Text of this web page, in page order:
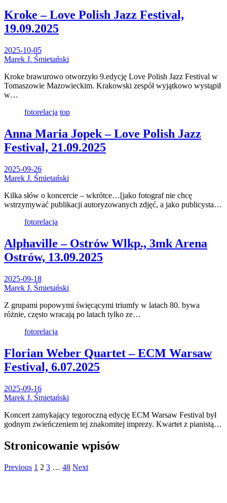
Kroke – Love Polish Jazz Festival,
19.09.2025
2025-10-05
Marek J. Śmietański
Kroke brawurowo otworzyło 9.edycję Love Polish Jazz Festival w
Tomaszowie Mazowieckim. Krakowski zespół wyjątkowo wystąpił
w…
fotorelacja top
Anna Maria Jopek – Love Polish Jazz
Festival, 21.09.2025
2025-09-26
Marek J. Śmietański
Kilka słów o koncercie – wkrótce…[jako fotograf nie chcę
wstrzymywać publikacji autoryzowanych zdjęć, a jako publicysta…
fotorelacja
Alphaville – Ostrów Wlkp., 3mk Arena
Ostrów, 13.09.2025
2025-09-18
Marek J. Śmietański
Z grupami popowymi święcącymi triumfy w latach 80. bywa
różnie, często wracają po latach tylko ze…
fotorelacja
Florian Weber Quartet – ECM Warsaw
Festival, 6.07.2025
2025-09-16
Marek J. Śmietański
Koncert zamykający tegoroczną edycję ECM Warsaw Festival był
godnym zwieńczeniem tej znakomitej imprezy. Kwartet z pianistą…
Stronicowanie wpisów
Previous 1 2 3 … 48 Next